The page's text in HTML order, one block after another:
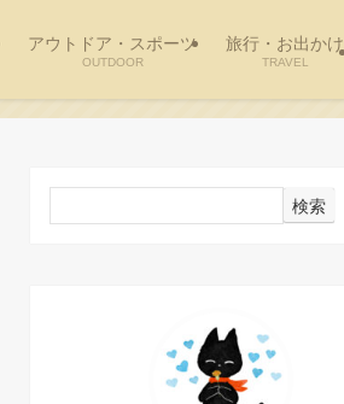
アウトドア・スポーツ
OUTDOOR
旅行・お出かけ
TRAVEL
検索